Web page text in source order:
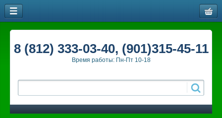
8 (812) 333-03-40, (901)315-45-11
Время работы: Пн-Пт 10-18